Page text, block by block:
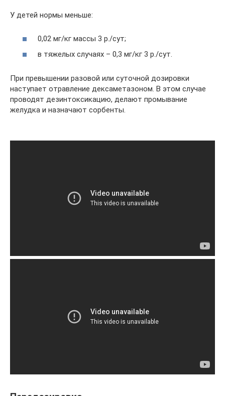
У детей нормы меньше:
0,02 мг/кг массы 3 р./сут;
в тяжелых случаях – 0,3 мг/кг 3 р./сут.
При превышении разовой или суточной дозировки
наступает отравление дексаметазоном. В этом случае
проводят дезинтоксикацию, делают промывание
желудка и назначают сорбенты.